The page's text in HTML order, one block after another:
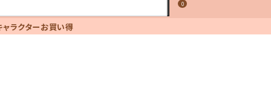
0
ャラクターお買い得